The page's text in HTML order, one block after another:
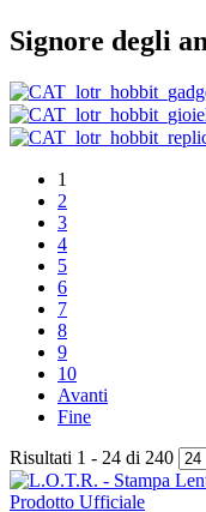
Signore degli
1
2
3
4
5
6
7
8
9
10
Avanti
Fine
Risultati 1 - 24 di 240